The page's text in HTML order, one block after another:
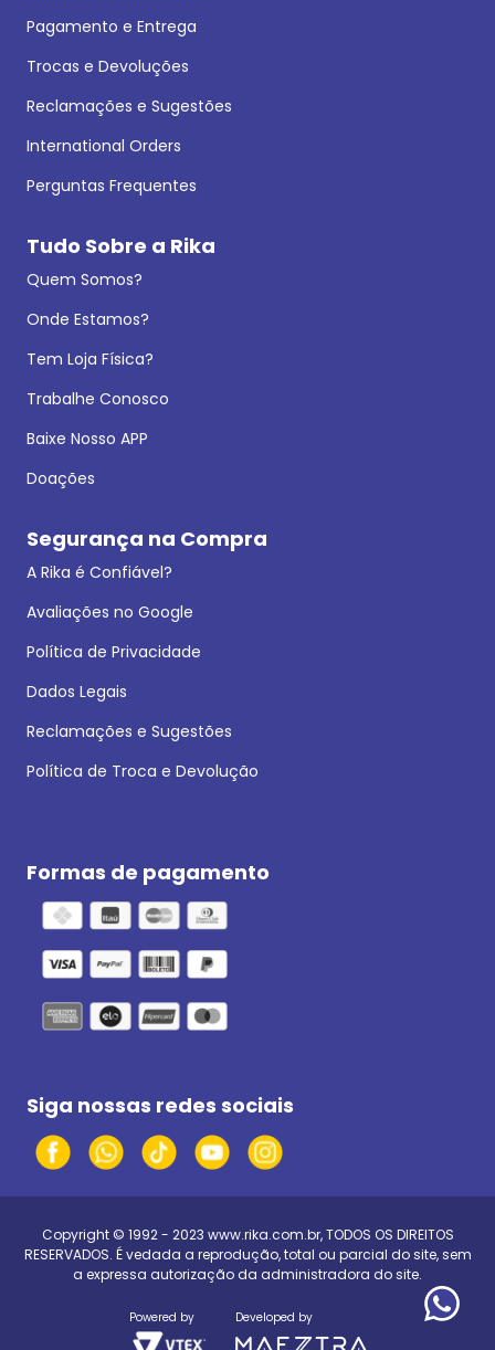
Pagamento e Entrega
Trocas e Devoluções
Reclamações e Sugestões
International Orders
Perguntas Frequentes
Tudo Sobre a Rika
Quem Somos?
Onde Estamos?
Tem Loja Física?
Trabalhe Conosco
Baixe Nosso APP
Doações
Segurança na Compra
A Rika é Confiável?
Avaliações no Google
Política de Privacidade
Dados Legais
Reclamações e Sugestões
Política de Troca e Devolução
Formas de pagamento
Siga nossas redes sociais
Copyright © 1992 - 2023 www.rika.com.br, TODOS OS DIREITOS
RESERVADOS. É vedada a reprodução, total ou parcial do site, sem
a expressa autorização da administradora do site.
Powered by Developed by